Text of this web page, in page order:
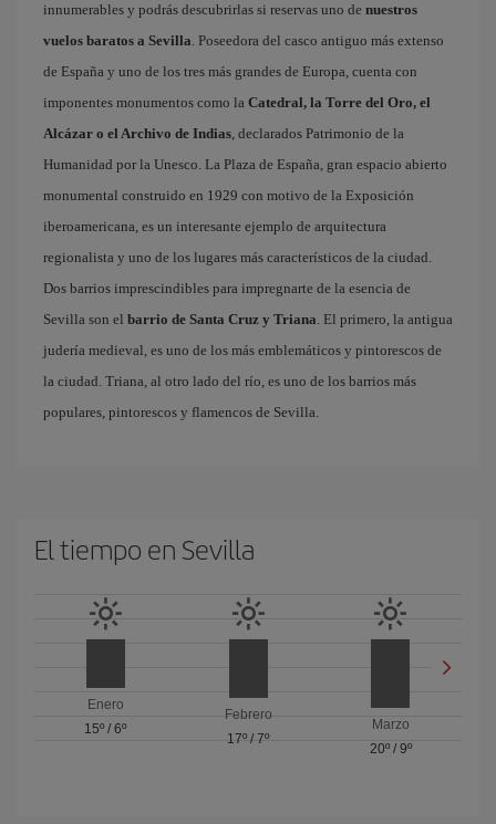
innumerables y podrás descubrirlas si reservas uno de nuestros
vuelos baratos a Sevilla. Poseedora del casco antiguo más extenso
de España y uno de los tres más grandes de Europa, cuenta con
imponentes monumentos como la Catedral, la Torre del Oro, el
Alcázar o el Archivo de Indias, declarados Patrimonio de la
Humanidad por la Unesco. La Plaza de España, gran espacio abierto
monumental construido en 1929 con motivo de la Exposición
iberoamericana, es un interesante ejemplo de arquitectura
regionalista y uno de los lugares más característicos de la ciudad.
Dos barrios imprescindibles para impregnarte de la esencia de
Sevilla son el barrio de Santa Cruz y Triana. El primero, la antigua
judería medieval, es uno de los más emblemáticos y pintorescos de
la ciudad. Triana, al otro lado del río, es uno de los barrios más
populares, pintorescos y flamencos de Sevilla.
El tiempo en Sevilla
Enero
15º /6º
Febrero
17º / 7º
Marzo
20º/ 9º